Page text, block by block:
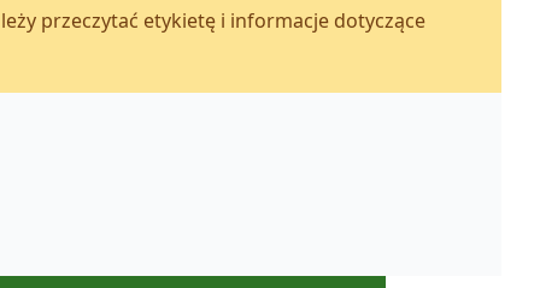
przeczytać etykietę i informacje dotyczące